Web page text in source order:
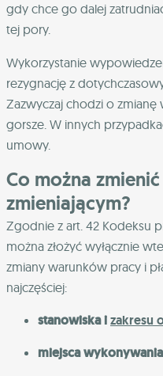
gdy chce go dalej
tej pory.
Wykorzystanie
rezygnację z
Zazwyczaj chodzi o
gorsze. W innych
umowy.
Co można
zmieniającym?
Zgodnie z art. 42 Kodeksu
można złożyć wyłącznie
zmiany warunków pracy i
najczęściej:
stanowiska izakresu
miejsca